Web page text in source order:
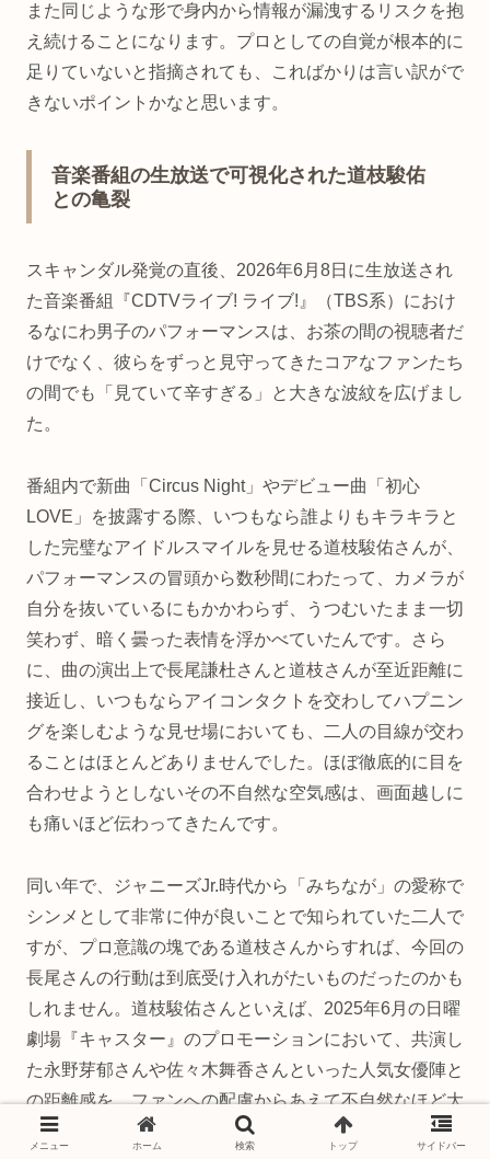
また同じような形で身内から情報が漏洩するリスクを抱
え続けることになります。プロとしての自覚が根本的に
足りていないと指摘されても、こればかりは言い訳がで
きないポイントかなと思います。
音楽番組の生放送で可視化された道枝駿佑
との亀裂
スキャンダル発覚の直後、2026年6月8日に生放送され
た音楽番組『CDTVライブ! ライブ!』（TBS系）におけ
るなにわ男子のパフォーマンスは、お茶の間の視聴者だ
けでなく、彼らをずっと見守ってきたコアなファンたち
の間でも「見ていて辛すぎる」と大きな波紋を広げまし
た。
番組内で新曲「Circus Night」やデビュー曲「初心
LOVE」を披露する際、いつもなら誰よりもキラキラと
した完璧なアイドルスマイルを見せる道枝駿佑さんが、
パフォーマンスの冒頭から数秒間にわたって、カメラが
自分を抜いているにもかかわらず、うつむいたまま一切
笑わず、暗く曇った表情を浮かべていたんです。さら
に、曲の演出上で長尾謙杜さんと道枝さんが至近距離に
接近し、いつもならアイコンタクトを交わしてハプニン
グを楽しむような見せ場においても、二人の目線が交わ
ることはほとんどありませんでした。ほぼ徹底的に目を
合わせようとしないその不自然な空気感は、画面越しに
も痛いほど伝わってきたんです。
同い年で、ジャニーズJr.時代から「みちなが」の愛称で
シンメとして非常に仲が良いことで知られていた二人で
すが、プロ意識の塊である道枝さんからすれば、今回の
長尾さんの行動は到底受け入れがたいものだったのかも
しれません。道枝駿佑さんといえば、2025年6月の日曜
劇場『キャスター』のプロモーションにおいて、共演し
た永野芽郁さんや佐々木舞香さんといった人気女優陣と
の距離感を、ファンへの配慮からあえて不自然なほど大
きく空けて並び、「ノースキャンダルを徹底する鉄壁の
メニュー ホーム 検索 トップ サイドバー